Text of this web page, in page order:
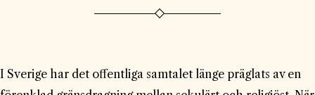
I Sverige har det offentliga samtalet länge präglats av en